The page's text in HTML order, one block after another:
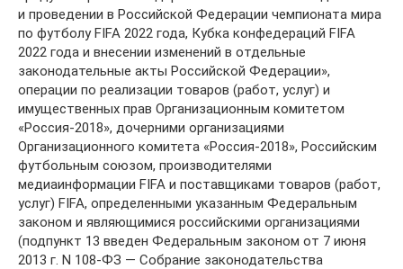
и проведении в Российской Федерации чемпионата мира
по футболу FIFA 2022 года, Кубка конфедераций FIFA
2022 года и внесении изменений в отдельные
законодательные акты Российской Федерации»,
операции по реализации товаров (работ, услуг) и
имущественных прав Организационным комитетом
«Россия-2018», дочерними организациями
Организационного комитета «Россия-2018», Российским
футбольным союзом, производителями
медиаинформации FIFA и поставщиками товаров (работ,
услуг) FIFA, определенными указанным Федеральным
законом и являющимися российскими организациями
(подпункт 13 введен Федеральным законом от 7 июня
2013 г. N 108-ФЗ — Собрание законодательства